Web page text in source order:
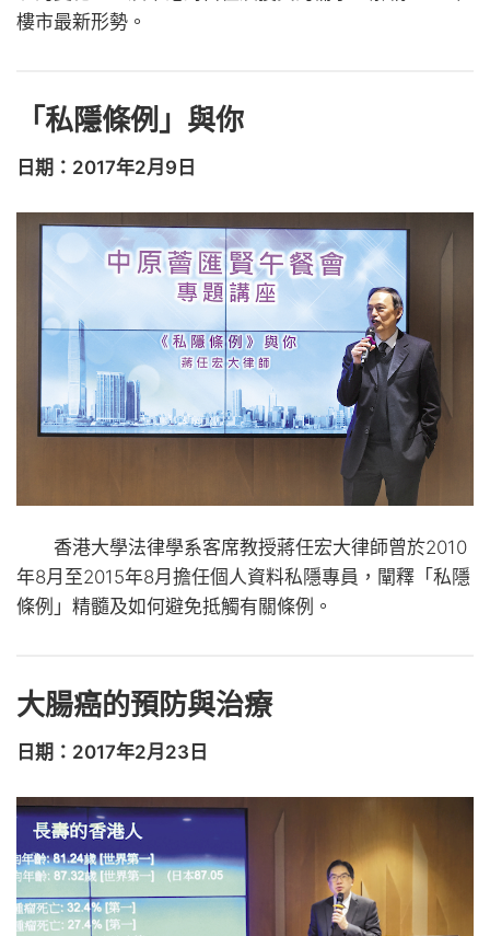
樓市最新形勢。
「私隱條例」與你
日期：2017年2月9日
香港大學法律學系客席教授蔣任宏大律師曾於2010
年8月至2015年8月擔任個人資料私隱專員，闡釋「私隱
條例」精髓及如何避免抵觸有關條例。
大腸癌的預防與治療
日期：2017年2月23日